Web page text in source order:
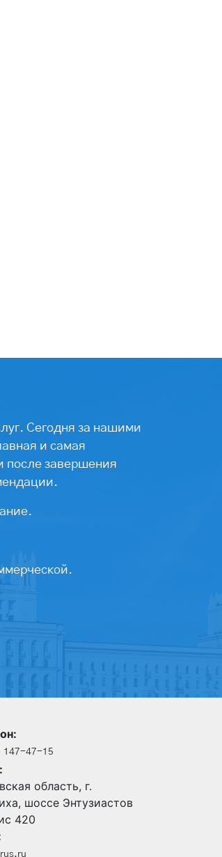
Сегодня за нашими
и самая
после завершения
147-47-15
область, г.
шоссе Энтузиастов
420